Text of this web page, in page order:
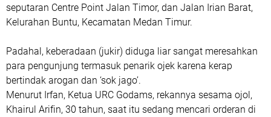
seputaran Centre Point Jalan Timor, dan Jalan Irian Barat,
Kelurahan Buntu, Kecamatan Medan Timur.
Padahal, keberadaan (jukir) diduga liar sangat meresahkan
para pengunjung termasuk penarik ojek karena kerap
bertindak arogan dan ‘sok jago’.
Menurut Irfan, Ketua URC Godams, rekannya sesama ojol,
Khairul Arifin, 30 tahun, saat itu sedang mencari orderan di